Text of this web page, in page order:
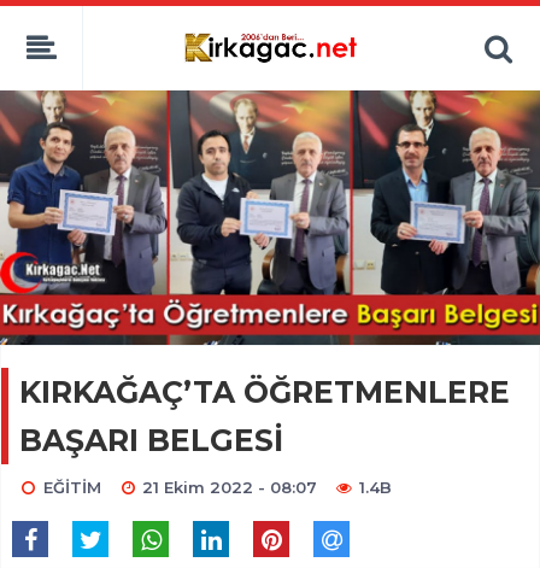
KIRKAĞAÇ’TA ÖĞRETMENLERE
BAŞARI BELGESİ
EĞİTİM 21 Ekim 2022 - 08:07 1.4B